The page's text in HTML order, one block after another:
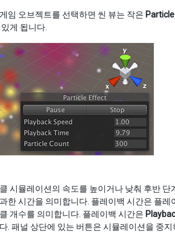
임 오브젝트를 선택하면 씬 뷰는 작은
게 됩니다.
시뮬레이션의 속도를 높이거나 낮춰 후반
한 시간을 의미합니다. 플레이백 시간은 플
개수를 의미합니다. 플레이백 시간은
. 패널 상단에 있는 버튼은 시뮬레이션을 중